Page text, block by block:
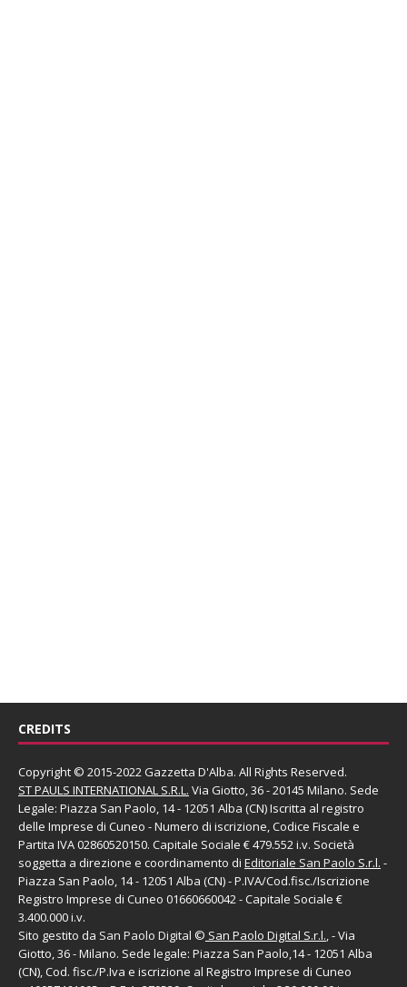
CREDITS
Copyright © 2015-2022 Gazzetta D'Alba. All Rights Reserved.
ST PAULS INTERNATIONAL S.R.L. Via Giotto, 36 - 20145 Milano. Sede
Legale: Piazza San Paolo, 14 - 12051 Alba (CN) Iscritta al registro
delle Imprese di Cuneo - Numero di iscrizione, Codice Fiscale e
Partita IVA 02860520150. Capitale Sociale € 479.552 i.v. Società
soggetta a direzione e coordinamento di Editoriale San Paolo S.r.l. -
Piazza San Paolo, 14 - 12051 Alba (CN) - P.IVA/Cod.fisc./Iscrizione
Registro Imprese di Cuneo 01660660042 - Capitale Sociale €
3.400.000 i.v.
Sito gestito da San Paolo Digital © San Paolo Digital S.r.l., - Via
Giotto, 36 - Milano. Sede legale: Piazza San Paolo,14 - 12051 Alba
(CN), Cod. fisc./P.Iva e iscrizione al Registro Imprese di Cuneo